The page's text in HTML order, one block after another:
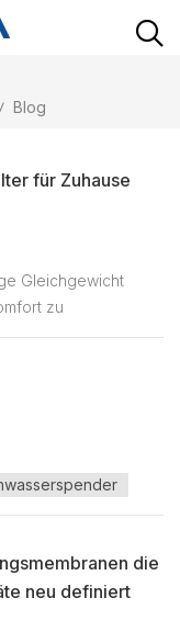
/ Blog
für Zuhause
Gleichgewicht
zu
unverzichtbaren
Ob zu Hause, im
suchen nach
die
neu definiert